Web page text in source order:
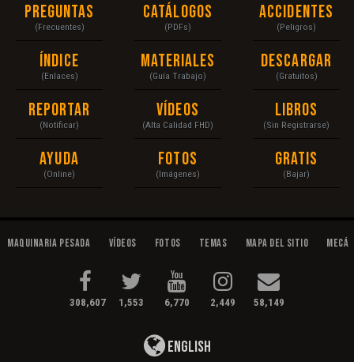
Preguntas
(Frecuentes)
Índice
(Enlaces)
Reportar
(Notificar)
Ayuda
(Online)
Catálogos
(PDFs)
Materiales
(Guía Trabajo)
Vídeos
(Alta Calidad FHD)
Fotos
(Imágenes)
Accidentes
(Peligros)
Descargar
(Gratuitos)
Libros
(Sin Registrarse)
Gratis
(Bajar)
Maquinaria Pesada Vídeos Fotos Temas Mapa del Sitio
308,607 1,553 6,770 2,449 58,149
English